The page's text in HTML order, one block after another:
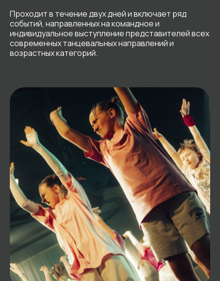
Проходит в течение двух дней и включает ряд
событий, направленных на командное и
индивидуальное выступление представителей всех
современных танцевальных направлений и
возрастных категорий.